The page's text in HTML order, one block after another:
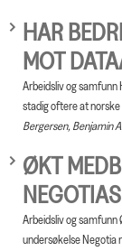
HAR
MOT
Arbeidsliv og
stadig oftere at norske
Bergersen, Benjamin
ØKT
Arbeidsliv og
undersøkelse Negotia